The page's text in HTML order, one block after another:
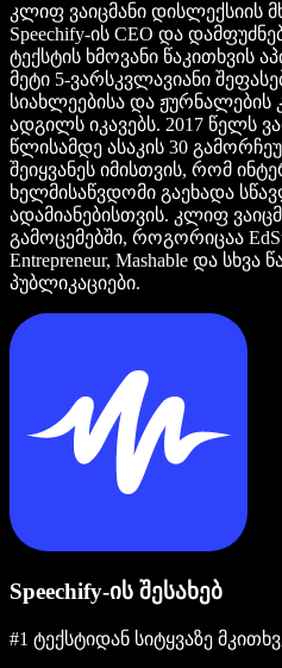
კლიფ ვაიცმანი დისლექსიის
Speechify-ის CEO და
ტექსტის ხმოვანი წაკითხვის
მეტი 5-ვარსკვლავიანი
სიახლეებისა და
ადგილს იკავებს. 2017 წელს
წლისამდე ასაკის 30
შეიყვანეს იმისთვის, რომ
ხელმისაწვდომი გაეხადა
ადამიანებისთვის. კლიფ
გამოცემებში, როგორიცაა
Entrepreneur, Mashable და სხვა
პუბლიკაციები.
Speechify-ის შესახებ
#1 ტექსტიდან სიტყვაზე